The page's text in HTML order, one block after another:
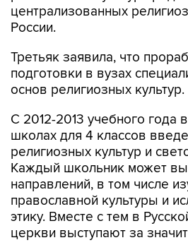
Третьяк заявила, что
основ религиозных культур.
С 2012-2013 учебного года
религиозных культур и
Каждый школьник может
направлений, в том числе
православной культуры и
этику. Вместе с тем в
церкви выступают за
расширение курса - с
лет.